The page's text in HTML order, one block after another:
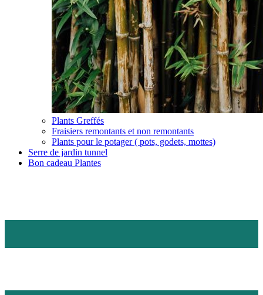
Plants Greffés
Fraisiers remontants et non remontants
Plants pour le potager ( pots, godets, mottes)
Serre de jardin tunnel
Bon cadeau Plantes